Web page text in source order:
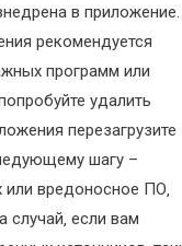
в
рекомендуется
программ или
удалить
перезагрузите
шагу –
или вредоносное ПО‚
если вам